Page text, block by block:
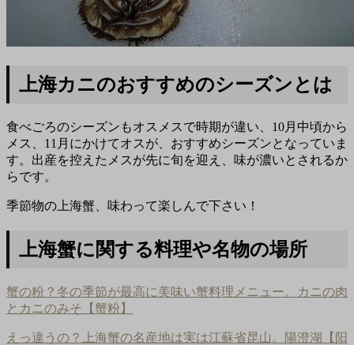
上海カニのおすすめのシーズンとは
食べごろのシーズンもオスメスで時期が違い、10月中頃から
メス、11月にかけてオスが、おすすめシーズンとなっていま
す。出産を控えたメスが先に旬を迎え、味が濃いとされるか
らです。
季節物の上海蟹、味わって楽しんで下さい！
上海蟹に関する料理や名物の場所
蟹の粉？冬の季節が最高に美味い蟹料理メニュー。カニの肉
とカニのみそ【蟹粉】
えっ違うの？上海蟹の名産地は実は江蘇省昆山。陽澄湖【阳